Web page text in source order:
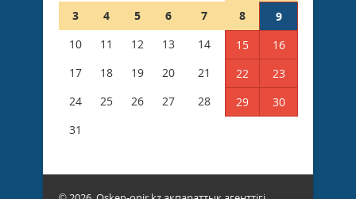
3
4 5 6 7 8
9
10
11 12 13 14 15
16
17
18 19 20 21 22
23
24
25 26 27 28 29
30
31